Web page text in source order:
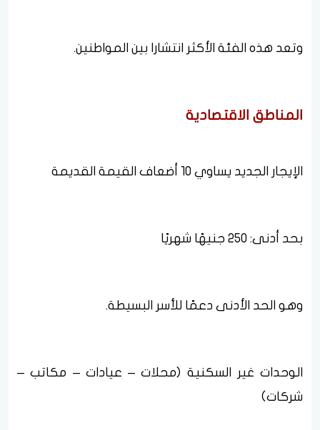
وتعد هذه الفئة الأكثر انتشارا بين المواطنين.
المناطق الاقتصادية
الإيجار الجديد يساوي 10 أضعاف القيمة القديمة
بحد أدنى: 250 جنيهًا شهريًا
وهو الحد الأدنى دعمًا للأسر البسيطة.
الوحدات غير السكنية (محلات – عيادات – مكاتب –
شركات)